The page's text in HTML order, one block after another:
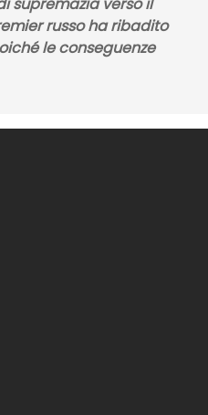
russoha ribadito
le conseguenze